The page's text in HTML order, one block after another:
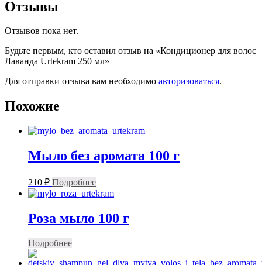
Отзывы
Отзывов пока нет.
Будьте первым, кто оставил отзыв на «Кондиционер для волос
Лаванда Urtekram 250 мл»
Для отправки отзыва вам необходимо авторизоваться.
Похожие
Мыло без аромата 100 г
210 ₽ Подробнее
Роза мыло 100 г
Подробнее